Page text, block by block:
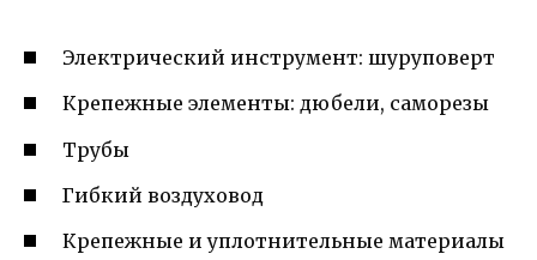
Электрический инструмент: шуруповерт
Крепежные элементы: дюбели, саморезы
Трубы
Гибкий воздуховод
Крепежные и уплотнительные материалы